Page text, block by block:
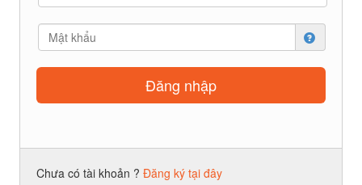
Chưa có tài khoản ? Đăng ký tại đây